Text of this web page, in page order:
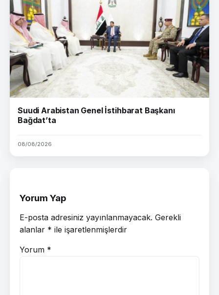
Suudi Arabistan Genel İstihbarat Başkanı
Bağdat’ta
08/08/2026
Yorum Yap
E-posta adresiniz yayınlanmayacak. Gerekli
alanlar * ile işaretlenmişlerdir
Yorum *